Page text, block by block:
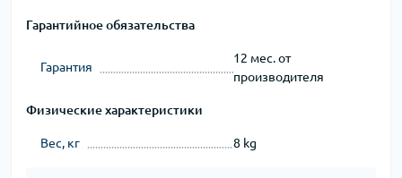
Гарантийное обязательства
Гарантия
12 мес. от
производителя
Физические характеристики
Вес, кг 8 kg